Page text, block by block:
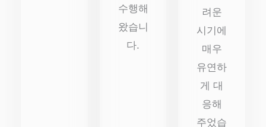
수행해
왔습니
다.
려운
시기에
매우
유연하
게 대
응해
주었습